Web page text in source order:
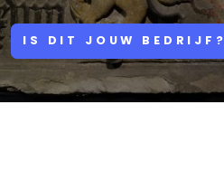
IS DIT JOUW BEDRIJF?